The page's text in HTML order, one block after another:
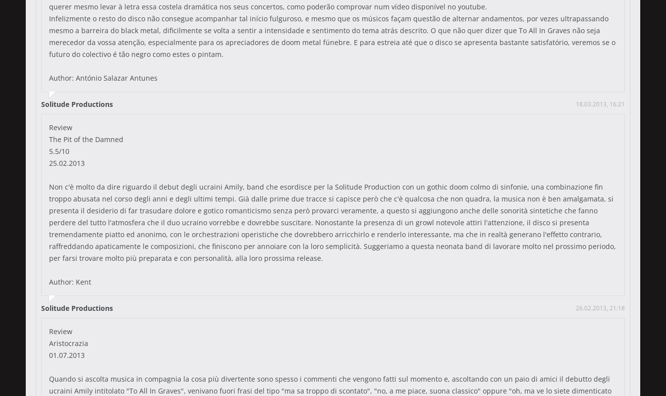
querer mesmo levar à letra essa costela dramática nos seus concertos, como poderão comprovar num vídeo disponível no youtube.
Infelizmente o resto do disco não consegue acompanhar tal início fulguroso, e mesmo que os músicos façam questão de alternar andamentos, por vezes ultrapassando
mesmo a barreira do black metal, dificilmente se volta a sentir a intensidade e sentimento do tema atrás descrito. O que não quer dizer que To All In Graves não seja
merecedor da vossa atenção, especialmente para os apreciadores de doom metal fúnebre. E para estreia até que o disco se apresenta bastante satisfatório, veremos se o
futuro do colectivo é tão negro como estes o pintam.
Author: António Salazar Antunes
Solitude Productions 18.03.2013, 16:21
Review
The Pit of the Damned
5.5/10
25.02.2013
Non c'è molto da dire riguardo il debut degli ucraini Amily, band che esordisce per la Solitude Production con un gothic doom colmo di sinfonie, una combinazione fin
troppo abusata nel corso degli anni e degli ultimi tempi. Già dalle prime due tracce si capisce però che c'è qualcosa che non quadra, la musica non è ben amalgamata, si
presenta il desiderio di far trasudare dolore e gotico romanticismo senza però provarci veramente, a questo si aggiungono anche delle sonorità sintetiche che fanno
perdere del tutto l'atmosfera che il duo ucraino vorrebbe e dovrebbe suscitare. Nonostante la presenza di un growl notevole attiri l'attenzione, il disco si presenta
tremendamente piatto ed anonimo, con le orchestrazioni operistiche che dovrebbero arricchirlo e renderlo interessante, ma che in realtà generano l'effetto contrario,
raffreddando apaticamente le composizioni, che finiscono per annoiare con la loro semplicità. Suggeriamo a questa neonata band di lavorare molto nel prossimo periodo,
per farsi trovare molto più preparata e con personalità, alla loro prossima release.
Author: Kent
Solitude Productions 26.02.2013, 21:18
Review
Aristocrazia
01.07.2013
Quando si ascolta musica in compagnia la cosa più divertente sono spesso i commenti che vengono fatti sul momento e, ascoltando con un paio di amici il debutto degli
ucraini Amily intitolato "To All In Graves", venivano fuori frasi del tipo "ma sa troppo di scontato", "no, a me piace, suona classico" oppure "oh, ma ve lo siete dimenticato